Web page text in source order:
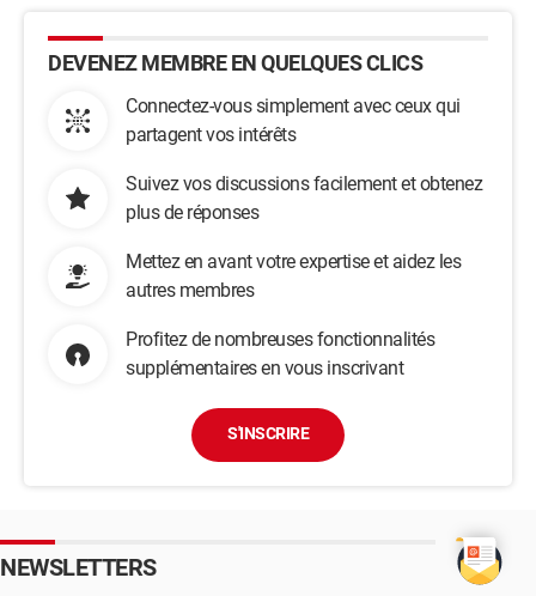
DEVENEZ MEMBRE EN QUELQUES CLICS
Connectez-vous simplement avec ceux qui
partagent vos intérêts
Suivez vos discussions facilement et obtenez
plus de réponses
Mettez en avant votre expertise et aidez les
autres membres
Profitez de nombreuses fonctionnalités
supplémentaires en vous inscrivant
S'INSCRIRE
NEWSLETTERS